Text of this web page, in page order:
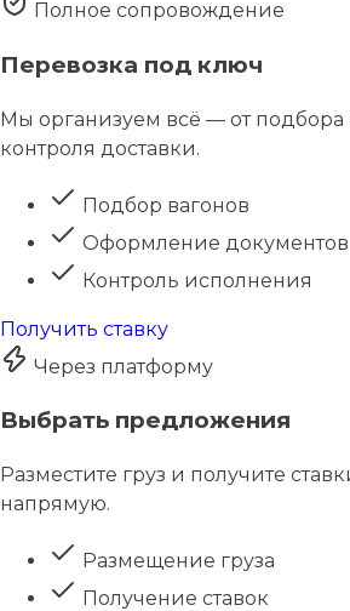
Полное сопровождение
Перевозка под ключ
Мы организуем всё — от подбора
контроля доставки.
Подбор вагонов
Оформление документов
Контроль исполнения
Получить ставку
Через платформу
Выбрать предложения
Разместите груз и получите
напрямую.
Размещение груза
Получение ставок